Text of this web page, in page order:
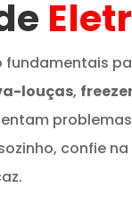
fundamentais
louças,
confie